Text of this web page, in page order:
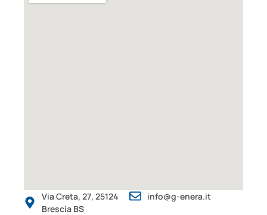
Via Creta, 27, 25124
Brescia BS
info@g-enera.it